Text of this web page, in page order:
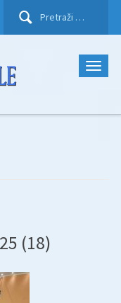
Pretraži:
(18)